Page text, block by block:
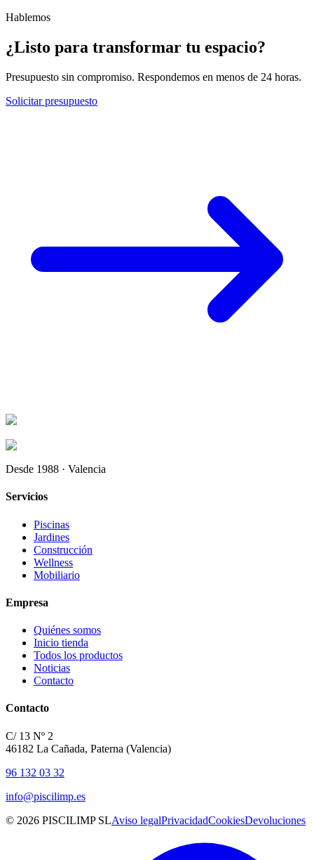
Hablemos
¿Listo para transformar tu espacio?
Presupuesto sin compromiso. Respondemos en menos de 24 horas.
Solicitar presupuesto
Desde 1988 · Valencia
Servicios
Piscinas
Jardines
Construcción
Wellness
Mobiliario
Empresa
Quiénes somos
Inicio tienda
Todos los productos
Noticias
Contacto
Contacto
C/ 13 Nº 2
46182 La Cañada, Paterna (Valencia)
96 132 03 32
info@piscilimp.es
© 2026 PISCILIMP SLAviso legalPrivacidadCookiesDevoluciones